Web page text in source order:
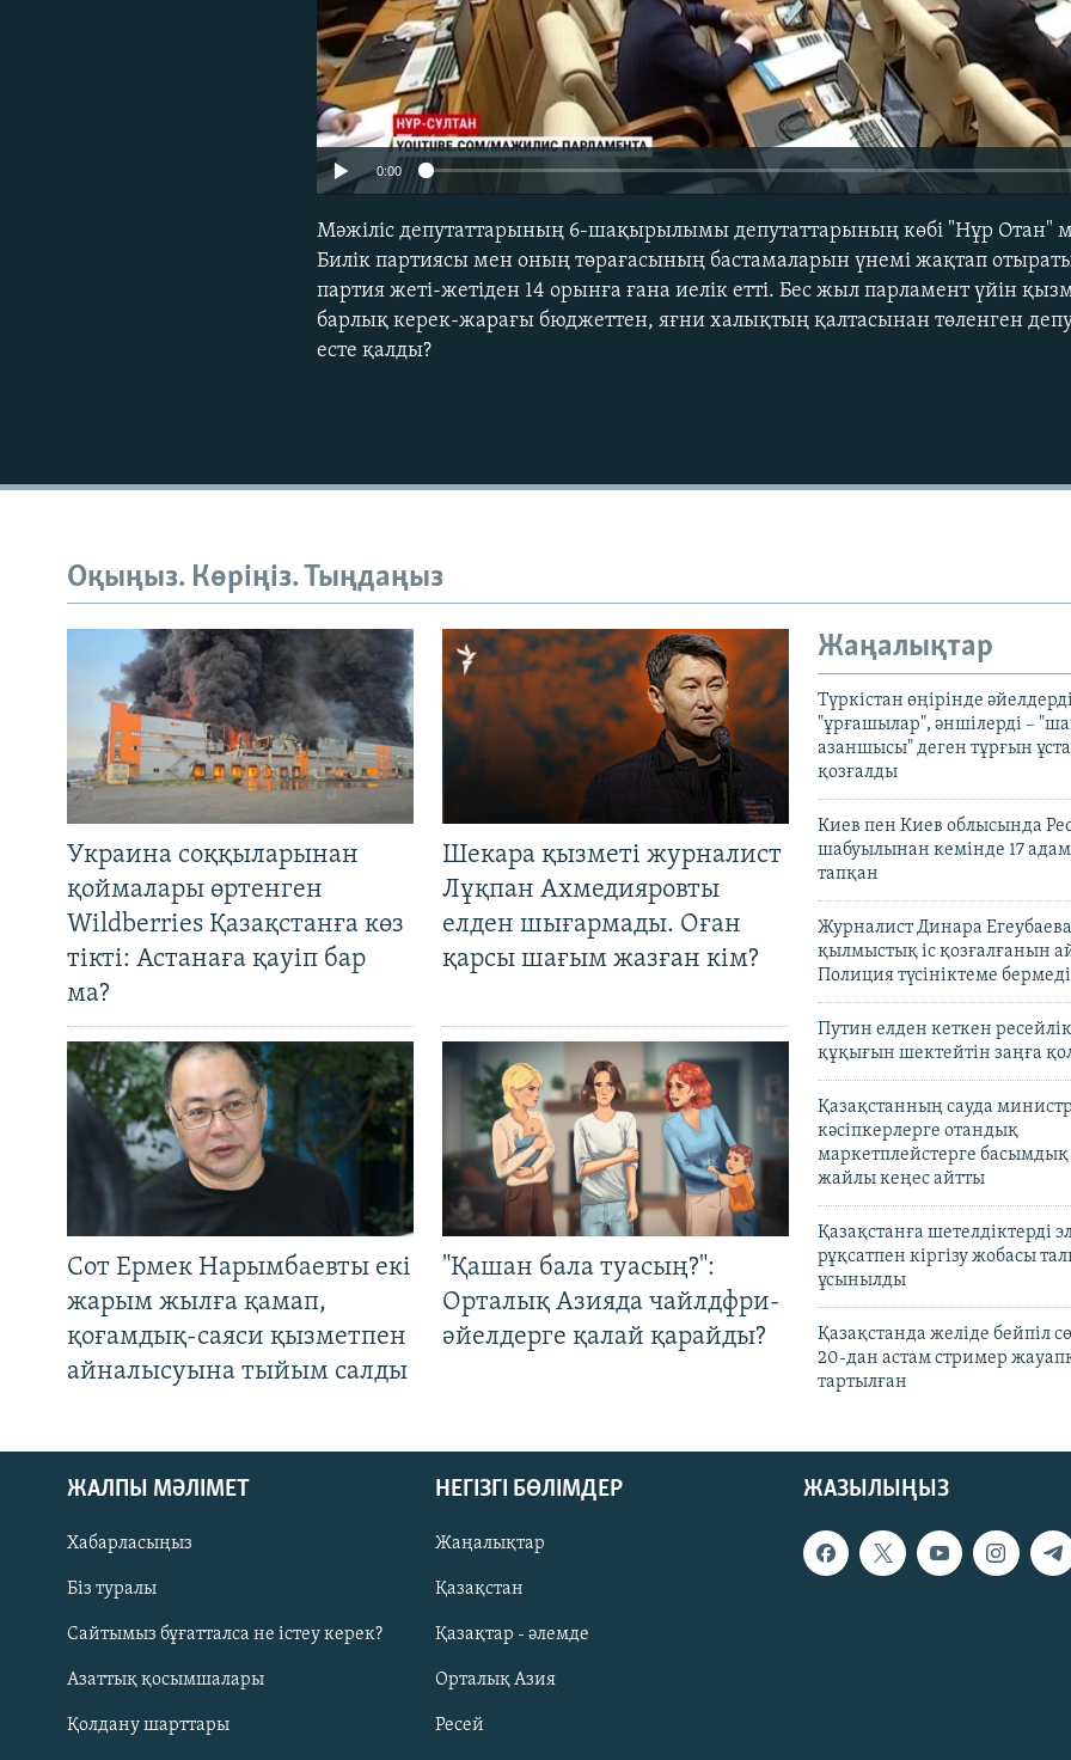
Русский
ЖАЗЫЛЫҢЫЗ
0:00
Мәжіліс депутаттарының 6-шақырылымы депутаттарының көбі "Нұр Отан"
Билік партиясы мен оның төрағасының бастамаларын үнемі жақтап
партия жеті-жетіден 14 орынға ғана иелік етті. Бес жыл парламент үйін
барлық керек-жарағы бюджеттен, яғни халықтың қалтасынан төленген
есте қалды?
Оқыңыз. Көріңіз. Тыңдаңыз
Украина соққыларынан
қоймалары өртенген
Wildberries Қазақстанға көз
тікті: Астанаға қауіп бар
ма?
Шекара қызметі журналист
Лұқпан Ахмедияровты
елден шығармады. Оған
қарсы шағым жазған кім?
Сот Ермек Нарымбаевты екі
жарым жылға қамап,
қоғамдық-саяси қызметпен
айналысуына тыйым салды
"Қашан бала туасың?":
Орталық Азияда чайлдфри-
әйелдерге қалай қарайды?
Жаңалықтар
Түркістан өңірінде
"ұрғашылар", әншілерді –
азаншысы" деген тұрғын
қозғалды
Киев пен Киев облысында
шабуылынан кемінде 17 адам
тапқан
Журналист Динара Егеубаева
қылмыстық іс қозғалғанын
Полиция түсініктеме бермеді
Путин елден кеткен
құқығын шектейтін заңға
Қазақстанның сауда
кәсіпкерлерге отандық
маркетплейстерге басымдық
жайлы кеңес айтты
Қазақстанға шетелдіктерді
рұқсатпен кіргізу жобасы
ұсынылды
Қазақстанда желіде бейпіл
20-дан астам стример
тартылған
ЖАЗЫЛЫҢЫЗ
ЖАЛПЫ МӘЛІМЕТ
Хабарласыңыз
Біз туралы
Сайтымыз бұғатталса не істеу керек?
Азаттық қосымшалары
Қолдану шарттары
НЕГІЗГІ БӨЛІМДЕР
Жаңалықтар
Қазақстан
Қазақтар - әлемде
Орталық Азия
Ресей